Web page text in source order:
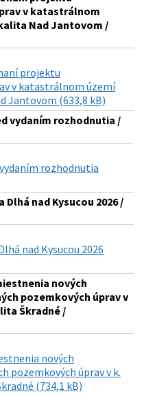
v katastrálnom
Nad Jantovom /
projektu
v katastrálnom území
Jantovom (633,8 kB)
vydaním rozhodnutia /
rozhodnutia
nad Kysucou 2026 /
nad Kysucou 2026
nových
pozemkových úprav v
Škradné /
nových
pozemkových úprav v k.
(734,1 kB)